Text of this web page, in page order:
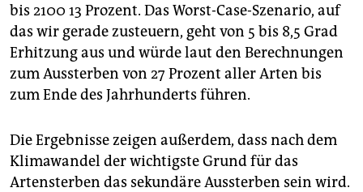
bis 2100 13 Prozent. Das Worst-Case-Szenario, auf
das wir gerade zusteuern, geht von 5 bis 8,5 Grad
Erhitzung aus und würde laut den Berechnungen
zum Aussterben von 27 Prozent aller Arten bis
zum Ende des Jahrhunderts führen.
Die Ergebnisse zeigen außerdem, dass nach dem
Klimawandel der wichtigste Grund für das
Artensterben das sekundäre Aussterben sein wird.